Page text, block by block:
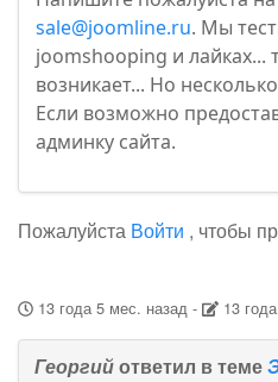
sale@joomline.ru. Мы
joomshooping и лайках...
возникает... Но
Если возможно
админку сайта.
Пожалуйста Войти , чтобы
13 года 5 мес. назад- 13
Георгийответил в теме